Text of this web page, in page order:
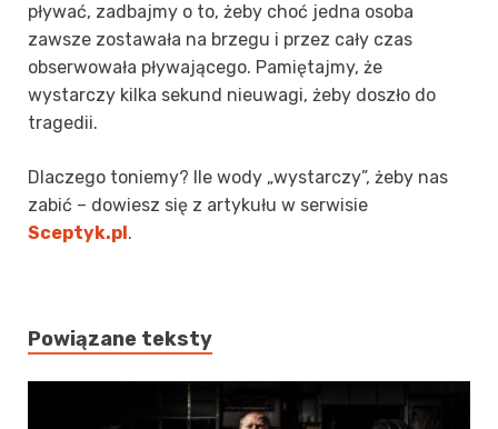
pływać, zadbajmy o to, żeby choć jedna osoba
zawsze zostawała na brzegu i przez cały czas
obserwowała pływającego. Pamiętajmy, że
wystarczy kilka sekund nieuwagi, żeby doszło do
tragedii.
Dlaczego toniemy? Ile wody „wystarczy”, żeby nas
zabić – dowiesz się z artykułu w serwisie
Sceptyk.pl .
Powiązane teksty